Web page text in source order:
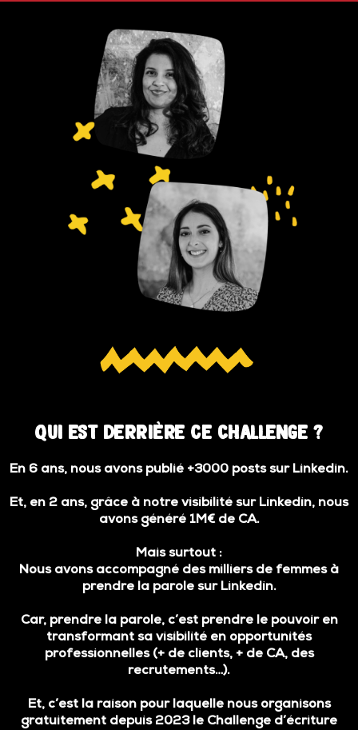
Qui est derrière ce Challenge ?
En 6 ans, nous avons publié +3000 posts sur Linkedin.
Et, en 2 ans, grâce à notre visibilité sur Linkedin, nous
avons généré 1M€ de CA.
Mais surtout :
Nous avons accompagné des milliers de femmes à
prendre la parole sur Linkedin.
Car, prendre la parole, c’est prendre le pouvoir en
transformant sa visibilité en opportunités
professionnelles (+ de clients, + de CA, des
recrutements…).
Et, c’est la raison pour laquelle nous organisons
gratuitement depuis 2023 le Challenge d’écriture